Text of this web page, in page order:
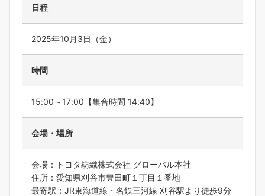
日程
2025年10月3日（金）
時間
15:00～17:00【集合時間 14:40】
会場・場所
会場：トヨタ紡織株式会社 グローバル本社
住所：愛知県刈谷市豊田町１丁目１番地
最寄駅：JR東海道線・名鉄三河線 刈谷駅より徒歩9分